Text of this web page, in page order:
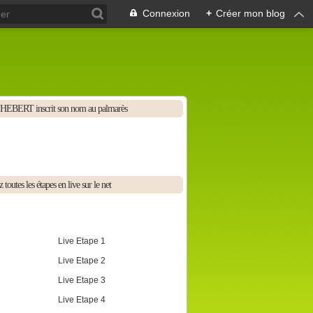
Connexion + Créer mon blog
inscrit son nom au palmarès
toutes les étapes en live sur le net
Live Etape 1
Live Etape 2
Live Etape 3
Live Etape 4